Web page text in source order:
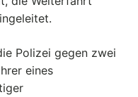
Polizei gegen zwei
eines